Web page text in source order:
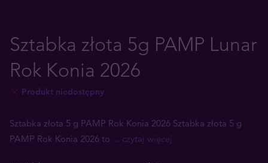
Sztabka złota 5g PAMP Lunar
Rok Konia 2026
Produkt niedostępny
Sztabka złota 5 g PAMP Rok Konia 2026 Sztabka złota 5 g
PAMP Rok Konia 2026 to ... czytaj więcej